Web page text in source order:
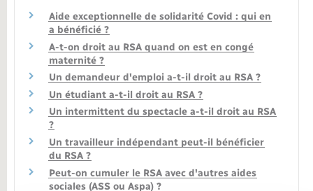
Sécurité - Prévention
Seniors
Transports
Voirie et espace public
Aide exceptionnelle de solidarité Covid : qui en
a bénéficié ?
A-t-on droit au RSA quand on est en congé
maternité ?
Un demandeur d'emploi a-t-il droit au RSA ?
Un étudiant a-t-il droit au RSA ?
Un intermittent du spectacle a-t-il droit au RSA
?
Un travailleur indépendant peut-il bénéficier
du RSA ?
Peut-on cumuler le RSA avec d'autres aides
sociales (ASS ou Aspa) ?